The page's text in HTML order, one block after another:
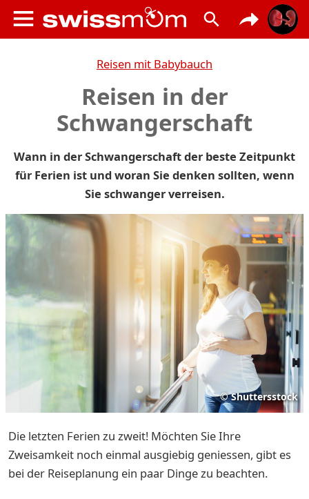
Reisen mit Babybauch
Reisen in der
Schwangerschaft
Wann in der Schwangerschaft der beste Zeitpunkt
für Ferien ist und woran Sie denken sollten, wenn
Sie schwanger verreisen.
© Shuttersstock
Die letzten Ferien zu zweit! Möchten Sie Ihre
Zweisamkeit noch einmal ausgiebig geniessen, gibt es
bei der Reiseplanung ein paar Dinge zu beachten.